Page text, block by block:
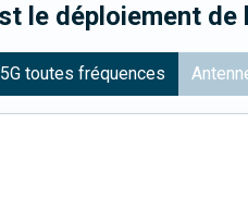
le déploiement de
toutes fréquences